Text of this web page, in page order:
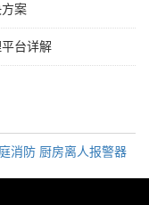
案
台详解
消防 厨房离人报警器